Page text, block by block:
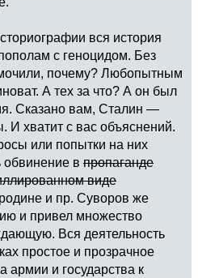
вся история
с геноцидом. Без
почему? Любопытным
А тех за что? А он был
Сказано вам, Сталин —
И хватит с вас объяснений.
или попытки на них
обвинение в пропаганде
виде
и пр. Суворов же
и привел множество
Вся деятельность
простое и прозрачное
армии и государства к